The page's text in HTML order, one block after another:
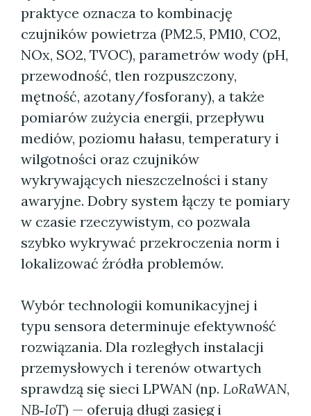
praktyce oznacza to kombinację
czujników powietrza (PM2.5, PM10, CO2,
NOx, SO2, TVOC), parametrów wody (pH,
przewodność, tlen rozpuszczony,
mętność, azotany/fosforany), a także
pomiarów zużycia energii, przepływu
mediów, poziomu hałasu, temperatury i
wilgotności oraz czujników
wykrywających nieszczelności i stany
awaryjne. Dobry system łączy te pomiary
w czasie rzeczywistym, co pozwala
szybko wykrywać przekroczenia norm i
lokalizować źródła problemów.
Wybór technologii komunikacyjnej i
typu sensora determinuje efektywność
rozwiązania. Dla rozległych instalacji
przemysłowych i terenów otwartych
sprawdzą się sieci LPWAN (np. LoRaWAN,
NB‑IoT) — oferują długi zasięg i